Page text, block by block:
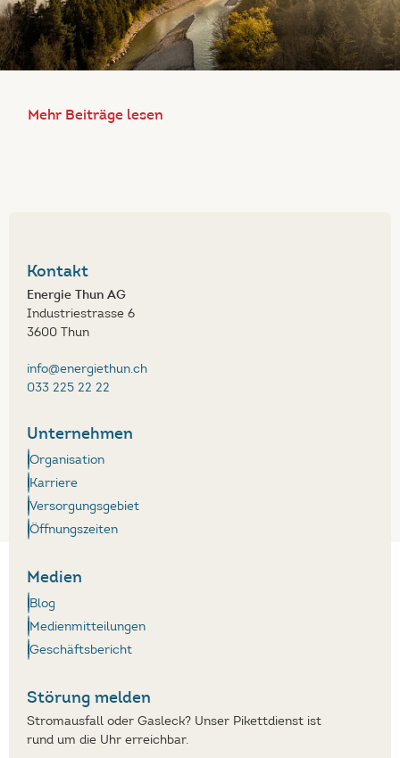
Mehr Beiträge lesen
Kontakt
Energie Thun AG
Industriestrasse 6
3600 Thun
info@energiethun.ch
033 225 22 22
Unternehmen
Organisation
Karriere
Versorgungsgebiet
Öffnungszeiten
Medien
Blog
Medienmitteilungen
Geschäftsbericht
Störung melden
Stromausfall oder Gasleck? Unser Pikettdienst ist
rund um die Uhr erreichbar.